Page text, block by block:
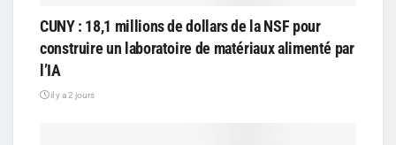
CUNY : 18,1 millions de dollars de la NSF pour
construire un laboratoire de matériaux alimenté par
l’IA
il y a 2 jours